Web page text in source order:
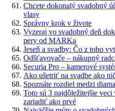
Chcete dokonalý svadobný
vlasy
Správny krok v živote
Vyzeraj vo svadobný deň
pery od MARKa
Jeseň a svadby: Čo z toho
Odšťavovače – nákupný
Securia Pro – kamerové
Ako ušetriť na svadbe ako
Spoznáte rozdiel medzi
Toto sú 3 najdôležitejšie veci
zariadiť ako prvé